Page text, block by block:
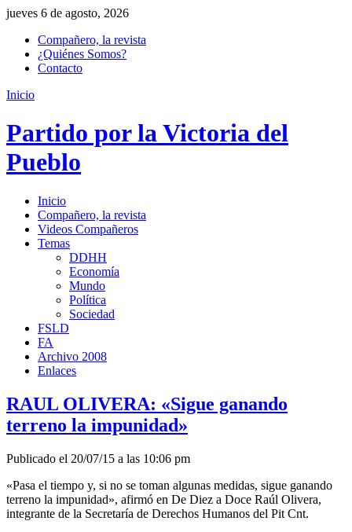
jueves 6 de agosto, 2026
Compañero, la revista
¿Quiénes Somos?
Contacto
Inicio
Partido por la Victoria del
Pueblo
Inicio
Compañero, la revista
Videos Compañeros
Temas
DDHH
Economía
Mundo
Política
Sociedad
FSLD
FA
Archivo 2008
Enlaces
RAUL OLIVERA: «Sigue ganando
terreno la impunidad»
Publicado el 20/07/15 a las 10:06 pm
«Pasa el tiempo y, si no se toman algunas medidas, sigue ganando
terreno la impunidad», afirmó en De Diez a Doce Raúl Olivera,
integrante de la Secretaría de Derechos Humanos del Pit Cnt.